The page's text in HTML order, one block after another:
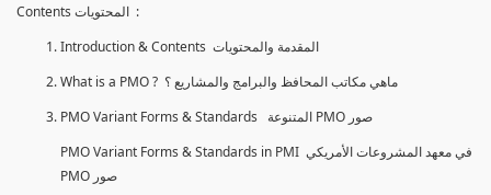
Contents المحتويات :
Introduction & Contents المقدمة والمحتويات
What is a PMO ? ماهي مكاتب المحافظ والبرامج والمشاريع ؟
PMO Variant Forms & Standards المتنوعة PMO صور
PMO Variant Forms & Standards in PMI في معهد المشروعات الأمريكي
PMO صور